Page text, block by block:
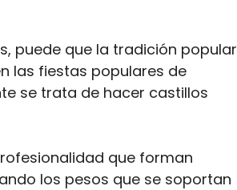
puede que la tradición popular
las fiestas populares de
se trata de hacer castillos
que forman
los pesos que se soportan